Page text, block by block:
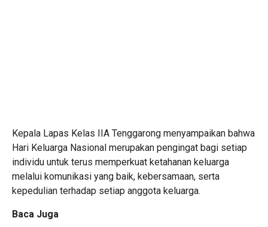
Kepala Lapas Kelas IIA Tenggarong menyampaikan bahwa
Hari Keluarga Nasional merupakan pengingat bagi setiap
individu untuk terus memperkuat ketahanan keluarga
melalui komunikasi yang baik, kebersamaan, serta
kepedulian terhadap setiap anggota keluarga.
Baca Juga